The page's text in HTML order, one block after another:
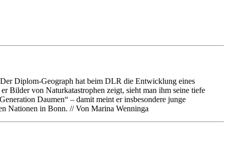
Diplom-Geograph hat beim DLR die Entwicklung eines
Bilder von Naturkatastrophen zeigt, sieht man ihm seine tiefe
Daumen“ – damit meint er insbesondere junge
Nationen in Bonn. // Von Marina Wenninga